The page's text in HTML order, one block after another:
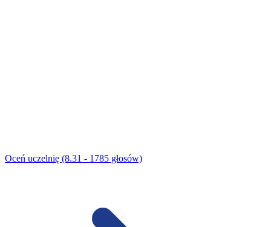
Oceń uczelnię (8.31 - 1785 głosów)